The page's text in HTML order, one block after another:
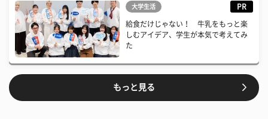
大学生活 PR
給食だけじゃない！ 牛乳をもっと楽
しむアイデア、学生が本気で考えてみ
た
もっと見る